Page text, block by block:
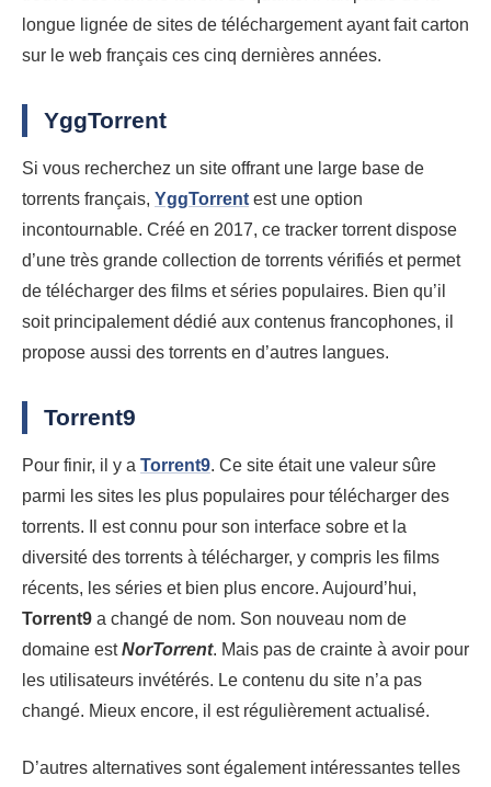
longue lignée de sites de téléchargement ayant fait carton
sur le web français ces cinq dernières années.
YggTorrent
Si vous recherchez un site offrant une large base de
torrents français, YggTorrent est une option
incontournable. Créé en 2017, ce tracker torrent dispose
d’une très grande collection de torrents vérifiés et permet
de télécharger des films et séries populaires. Bien qu’il
soit principalement dédié aux contenus francophones, il
propose aussi des torrents en d’autres langues.
Torrent9
Pour finir, il y a Torrent9. Ce site était une valeur sûre
parmi les sites les plus populaires pour télécharger des
torrents. Il est connu pour son interface sobre et la
diversité des torrents à télécharger, y compris les films
récents, les séries et bien plus encore. Aujourd’hui,
Torrent9 a changé de nom. Son nouveau nom de
domaine estNorTorrent. Mais pas de crainte à avoir pour
les utilisateurs invétérés. Le contenu du site n’a pas
changé. Mieux encore, il est régulièrement actualisé.
D’autres alternatives sont également intéressantes telles